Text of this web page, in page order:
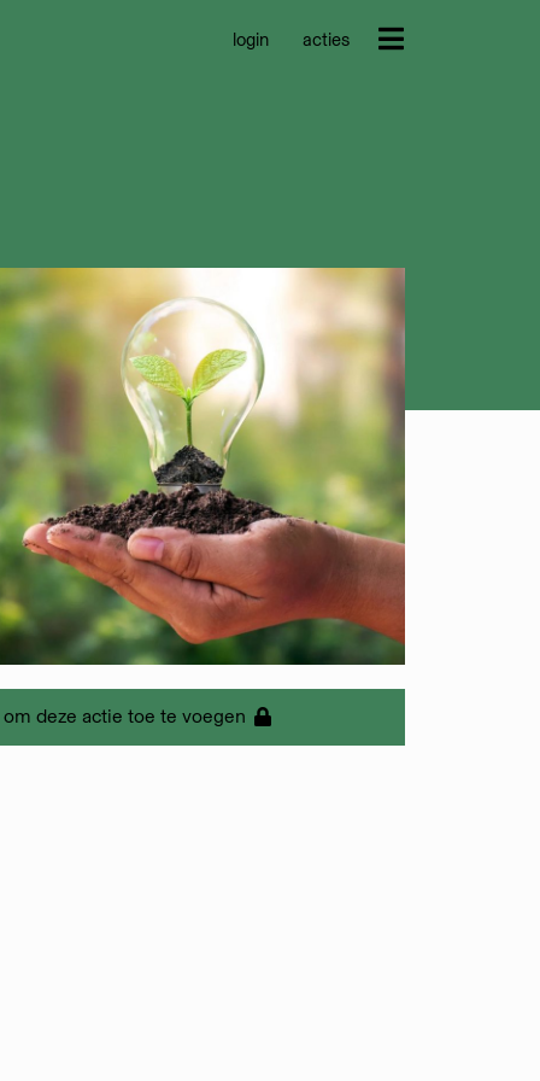
login acties
deze actie toe te voegen